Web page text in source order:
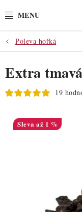
na
POTŘEBY
POMŮCKY
SUROVINY
DEKORACE
Poleva hořká
Extra
19
až 1 %